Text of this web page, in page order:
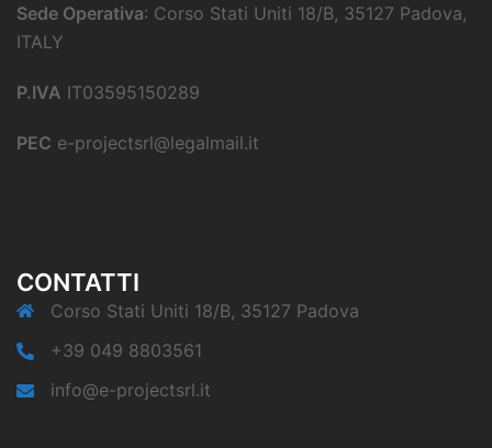
Sede Operativa: Corso Stati Uniti 18/B, 35127 Padova,
ITALY
P.IVA IT03595150289
PEC e-projectsrl@legalmail.it
CONTATTI
Corso Stati Uniti 18/B, 35127 Padova
+39 049 8803561
info@e-projectsrl.it